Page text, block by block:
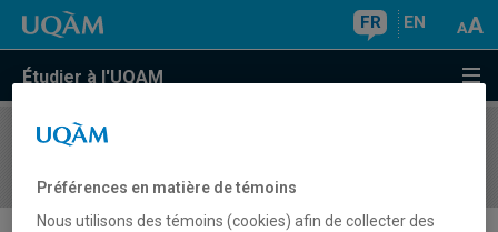
FR EN
Étudier à l'UQAM
COURS//
Préférences en matière de témoins
Nous utilisons des témoins (cookies) afin de collecter des